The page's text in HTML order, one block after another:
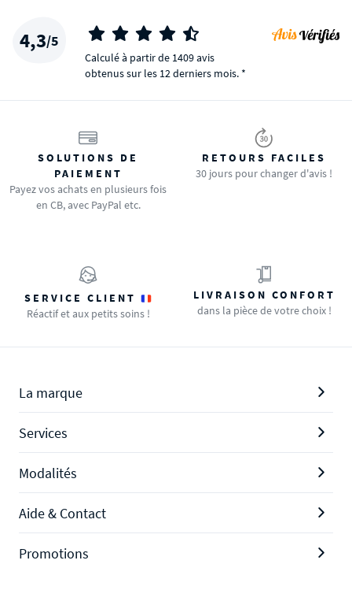
4,3/5
Calculé à partir de 1409 avis
obtenus sur les 12 derniers mois. *
SOLUTIONS DE
PAIEMENT
Payez vos achats en plusieurs fois
en CB, avec PayPal etc.
RETOURS FACILES
30 jours pour changer d'avis !
SERVICE CLIENT
Réactif et aux petits soins !
LIVRAISON CONFORT
dans la pièce de votre choix !
La marque
Services
Modalités
Aide & Contact
Promotions